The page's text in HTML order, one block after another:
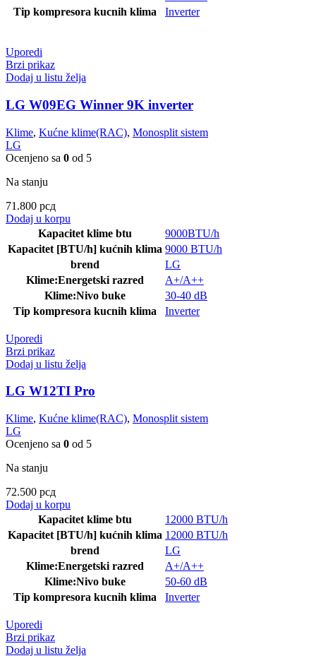
Tip kompresora kucnih klima
Inverter
Uporedi
Brzi prikaz
Dodaj u listu želja
LG W09EG Winner 9K inverter
Klime, Kućne klime(RAC), Monosplit sistem
LG
Ocenjeno sa 0 od 5
Na stanju
71.800 рсд
Dodaj u korpu
Kapacitet klime btu
9000BTU/h
Kapacitet [BTU/h] kućnih klima 9000 BTU/h
brend
LG
Klime:Energetski razred
A+/A++
Klime:Nivo buke
30-40 dB
Tip kompresora kucnih klima
Inverter
Uporedi
Brzi prikaz
Dodaj u listu želja
LG W12TI Pro
Klime, Kućne klime(RAC), Monosplit sistem
LG
Ocenjeno sa 0 od 5
Na stanju
72.500 рсд
Dodaj u korpu
Kapacitet klime btu
12000 BTU/h
Kapacitet [BTU/h] kućnih klima 12000 BTU/h
brend
LG
Klime:Energetski razred
A+/A++
Klime:Nivo buke
50-60 dB
Tip kompresora kucnih klima
Inverter
Uporedi
Brzi prikaz
Dodaj u listu želja